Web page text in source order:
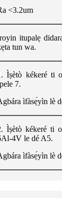
<3.2um
itupalẹ
tun wa.
Ìṣètò kékeré ti
7.
ìfàsẹ́yìn lè
Ìṣètò kékeré ti
4V le dé A5.
ìfàsẹ́yìn lè